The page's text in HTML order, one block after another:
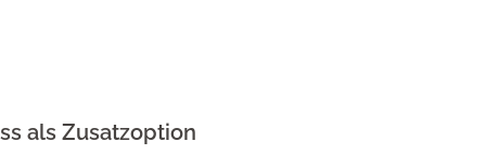
als Zusatzoption